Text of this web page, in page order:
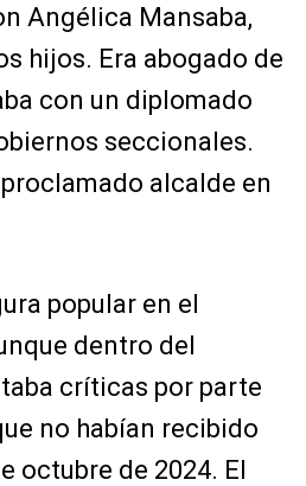
Angélica Mansaba,
hijos. Era abogado de
con un diplomado
seccionales.
alcalde en
popular en el
dentro del
críticas por parte
no habían recibido
octubre de 2024. El